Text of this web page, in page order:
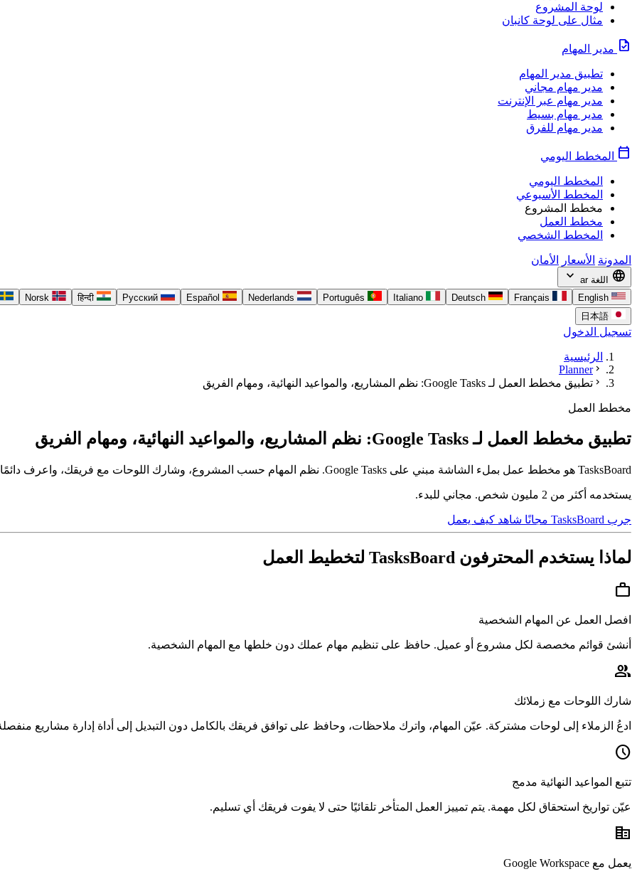
لوحة المشروع
مثال على لوحة كانبان
task مدير المهام
تطبيق مدير المهام
مدير مهام مجاني
مدير مهام عبر الإنترنت
مدير مهام بسيط
مدير مهام للفرق
calendar_today المخطط اليومي
المخطط اليومي
المخطط الأسبوعي
مخطط المشروع
مخطط العمل
المخطط الشخصي
المدونة الأسعار الأمان
language اللغة ar
expand_more
English
Français
Deutsch
Italiano
Português
Nederlands
Español
Русский
हिन्दी
Norsk
日本語
تسجيل الدخول
الرئيسية
chevron_right
Planner
chevron_right تطبيق مخطط العمل لـ Google Tasks: نظم المشاريع، والمواعيد النهائية، ومهام الفريق
مخطط العمل
تطبيق مخطط العمل لـ Google Tasks: نظم المشاريع، والمواعيد النهائية، ومهام الفريق
TasksBoard هو مخطط عمل بملء الشاشة مبني على Google Tasks. نظم المهام حسب المشروع، وشارك اللوحات مع فريقك، واعرف دائمًا ما هو مستحق بعد ذلك.
يستخدمه أكثر من 2 مليون شخص. مجاني للبدء.
جرب TasksBoard مجانًا شاهد كيف يعمل
لماذا يستخدم المحترفون TasksBoard لتخطيط العمل
work
افصل العمل عن المهام الشخصية
أنشئ قوائم مخصصة لكل مشروع أو عميل. حافظ على تنظيم مهام عملك دون خلطها مع المهام الشخصية.
group
شارك اللوحات مع زملائك
ادعُ الزملاء إلى لوحات مشتركة. عيّن المهام، واترك ملاحظات، وحافظ على توافق فريقك بالكامل دون التبديل إلى أداة إدارة مشاريع
schedule
تتبع المواعيد النهائية مدمج
عيّن تواريخ استحقاق لكل مهمة. يتم تمييز العمل المتأخر تلقائيًا حتى لا يفوت فريقك أي تسليم.
corporate_fare
يعمل مع Google Workspace